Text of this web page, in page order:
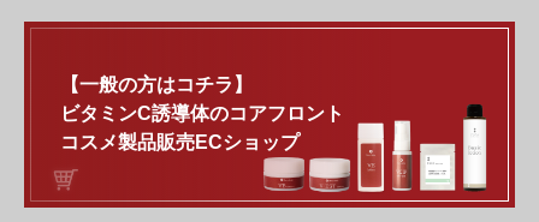
【一般の方はコチラ】
ビタミンC誘導体のコアフロント
コスメ製品販売ECショップ